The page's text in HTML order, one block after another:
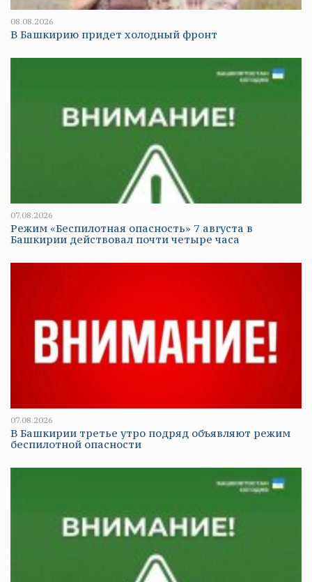
08.08.2026
В Башкирию придет холодный фронт
07.08.2026
Режим «Беспилотная опасность» 7 августа в
Башкирии действовал почти четыре часа
07.08.2026
В Башкирии третье утро подряд объявляют режим
беспилотной опасности